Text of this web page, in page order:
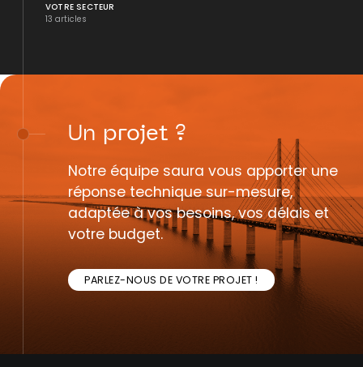
VOTRE SECTEUR
13 articles
Un projet ?
Notre équipe saura vous apporter une
réponse technique sur-mesure,
adaptée à vos besoins, vos délais et
votre budget.
PARLEZ-NOUS DE VOTRE PROJET !